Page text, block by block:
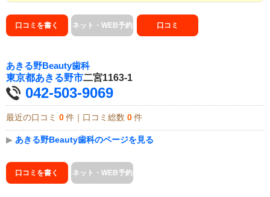
口コミを書く ネット・WEB予約 口コミ
あきる野Beauty歯科
東京都あきる野市二宮1163-1
042-503-9069
最近の口コミ 0 件｜口コミ総数 0 件
▶ あきる野Beauty歯科のページを見る
口コミを書く ネット・WEB予約